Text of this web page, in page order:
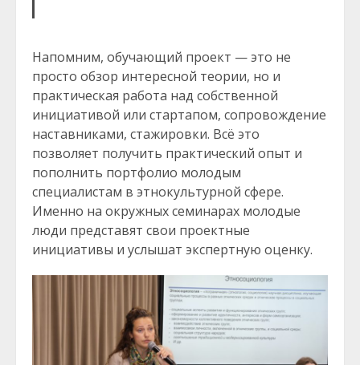
Напомним, обучающий проект — это не
просто обзор интересной теории, но и
практическая работа над собственной
инициативой или стартапом, сопровождение
наставниками, стажировки. Всё это
позволяет получить практический опыт и
пополнить портфолио молодым
специалистам в этнокультурной сфере.
Именно на окружных семинарах молодые
люди представят свои проектные
инициативы и услышат экспертную оценку.